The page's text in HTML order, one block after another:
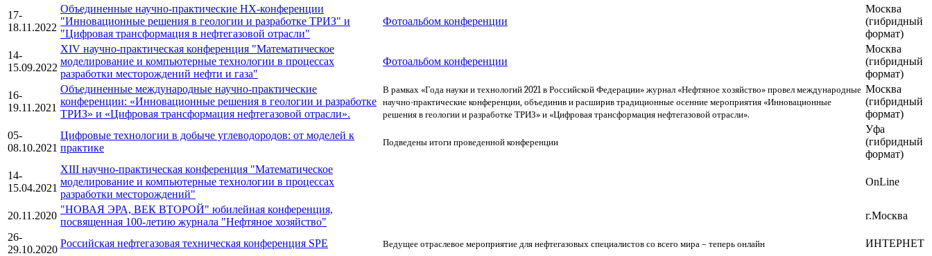
17-
18.11.2022
Объединенные научно-практические НХ-конференции
"Инновационные решения в геологии и разработке ТРИЗ" и
"Цифровая трансформация в нефтегазовой отрасли"
Фотоальбом конференции
Москва
(гибридный
формат)
14-
15.09.2022
XIV научно-практическая конференция "Математическое
моделирование и компьютерные технологии в процессах
разработки месторождений нефти и газа"
Фотоальбом конференции
Москва
(гибридный
формат)
16-
19.11.2021
Объединенные международные научно-практические
конференции: «Инновационные решения в геологии и разработке
ТРИЗ» и «Цифровая трансформация нефтегазовой отрасли».
В рамках «Года науки и технологий 2021 в Российской Федерации» журнал «Нефтяное хозяйство» провел международные
научно-практические конференции, объединив и расширив традиционные осенние мероприятия «Инновационные
решения в геологии и разработке ТРИЗ» и «Цифровая трансформация нефтегазовой отрасли».
Москва
(гибридный
формат)
05-
08.10.2021
Цифровые технологии в добыче углеводородов: от моделей к
практике
Подведены итоги проведенной конференции
Уфа
(гибридный
формат)
14-
15.04.2021
XIII научно-практическая конференция "Математическое
моделирование и компьютерные технологии в процессах
разработки месторождений"
OnLine
20.11.2020
"НОВАЯ ЭРА, ВЕК ВТОРОЙ" юбилейная конференция,
посвященная 100-летию журнала "Нефтяное хозяйство"
г.Москва
26-
29.10.2020
Российская нефтегазовая техническая конференция SPE Ведущее отраслевое мероприятие для нефтегазовых специалистов со всего мира – теперь онлайн ИНТЕРНЕТ